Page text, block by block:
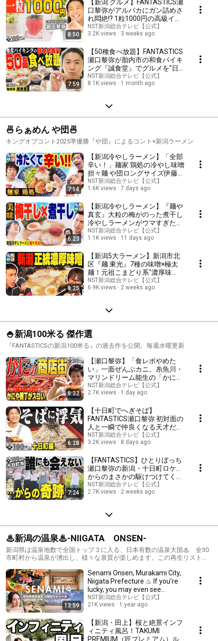
8:50
【新潟 グルメ】FANTASTICS瀬
口黎弥がアルパカにガン詰めさ
れ悶絶!? 1粒1000円の高級イチ
ゴにも驚愕…胎内市を満喫【新
潟100米る】
NST新潟総合テレビ【公式】
3.2K views
3 weeks ago
7:59
【50種食べ放題】FANTASTICS
瀬口黎弥が胎内市の和食バイキ
ング『誠食堂』でグルメを"日
本代表選出"!? 爆食サッカー実況
がカオスすぎた🤣【新潟100米
NST新潟総合テレビ【公式】
8.1K views
1 month ago
🍜らぁめん や団🍜
キングオブコント2025準優勝『や団』によるコント×新潟ラーメン
7:14
【新潟冷やしラーメン】「全部
辛い！」麺家 鶏処の冷やし味噌
担々麺 や団ロングサイズ伊藤だ
け激辛だったら…【らぁめん や
団】
NST新潟総合テレビ【公式】
1.6K views
7 days ago
6:23
【新潟冷やしラーメン】『麺や
真玄』大粒の梅がのった煮干し
冷やしラーメンがウマすぎた
【らぁめん や団】
NST新潟総合テレビ【公式】
1.1K views
11 days ago
8:25
【新潟5大ラーメン】新潟市北
区『麺 東光』7種の味噌×極太
麺！元祖こまどり系"濃厚味
噌"の実力！【らぁめん や団
2025年6月21日放送】
NST新潟総合テレビ【公式】
6.9K views
2 weeks ago
🍚新潟100米る 傑作選
『FANTASTICSの新潟100米る』の過去作を公開。毎週水曜更新
8:32
【瀬口黎弥】「食レポやめた
い」一面ぜんぶカニ。糸魚川・
マリンドリーム能生の「かにや
横丁」がすごすぎた
【FANTASTICSの新潟100米る
NST新潟総合テレビ【公式】
2.7K views
1 day ago
6:28
【十日町でへぎそば】
FANTASTICS瀬口黎弥 初対面の
人と一瞬で仲良くなる天才だっ
た！米を育てる女子サッカーチ
ームとの出会いも【新潟100米
NST新潟総合テレビ【公式】
3.2K views
8 days ago
7:24
【FANTASTICS】ひとりぼっち
瀬口黎弥の新潟・十日町ロケ…
からのまさかの駆けつけてくれ
たファン達との出会い【新潟
100米る 2023年7月8日OA】
NST新潟総合テレビ【公式】
2.7K views
2 weeks ago
♨新潟の温泉♨-NIIGATA ONSEN-
新潟県は温泉地数で全国トップ３に入る、日本有数の温泉大国♨ 全30
市町村から温泉が湧出し、様々な泉質が楽しめます。この再生リストで
13:59
Senami Onsen, Murakami City,
Niigata Prefecture ♨ If you're
lucky, you may even see
dolphins at "...
NST新潟総合テレビ【公式】
21K views
1 year ago
【新潟・田上】桜と絶景インフ
ィニティ風呂！TAKUMI
PREMIUM（匠プレミアム）ル